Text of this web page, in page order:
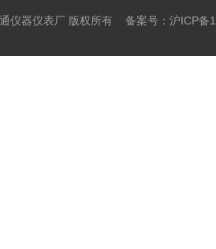
仪器仪表厂 版权所有 备案号：沪ICP备